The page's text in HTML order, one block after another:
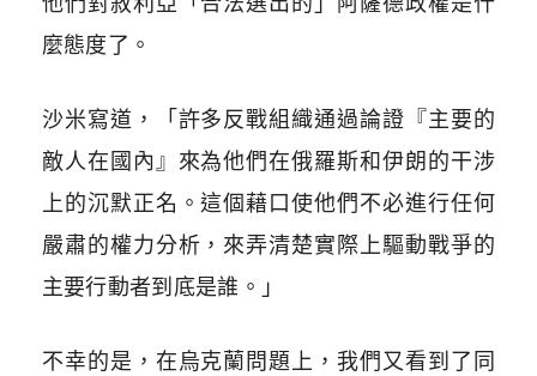
麼態度了。
沙米寫道，「許多反戰組織通過論證『主要的
敵人在國內』來為他們在俄羅斯和伊朗的干涉
上的沉默正名。這個藉口使他們不必進行任何
嚴肅的權力分析，來弄清楚實際上驅動戰爭的
主要行動者到底是誰。」
不幸的是，在烏克蘭問題上，我們又看到了同